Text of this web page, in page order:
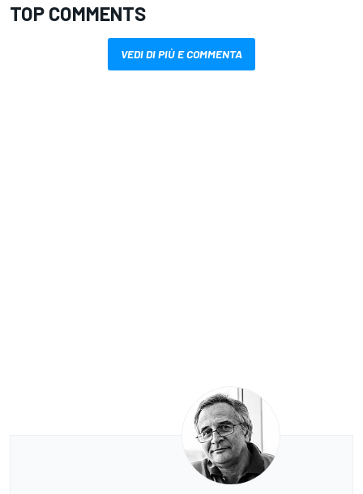
TOP COMMENTS
VEDI DI PIÙ E COMMENTA